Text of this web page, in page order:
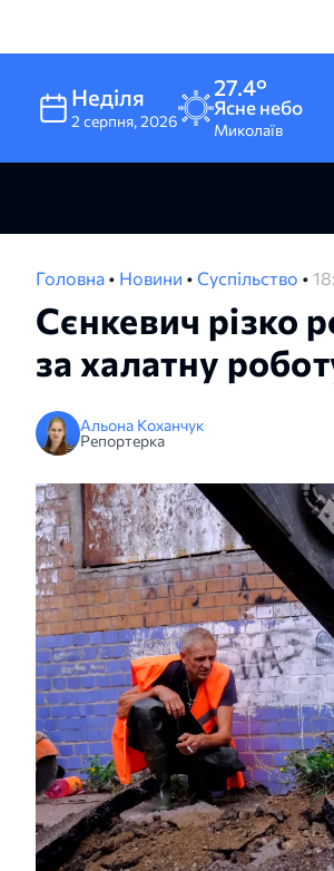
Неділя
2 серпня,2026
27.4°
Ясне небо
Миколаїв
Головна • Новини • Суспільство •
Сєнкевич різко
за халатну
Альона Коханчук
Репортерка